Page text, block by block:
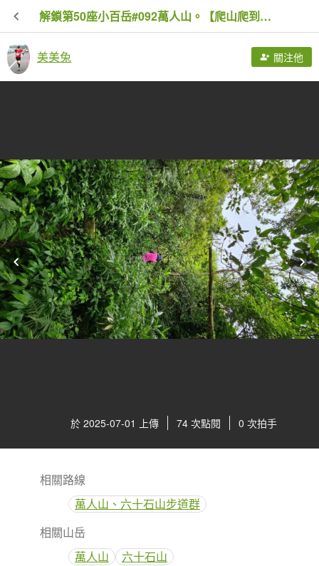
解鎖第50座小百岳#092萬人山。【爬山爬到會上癮，會不會爬到沒朋友🤣🤣】
美美兔 關注他
於 2025-07-01 上傳 74 次點閱 0 次拍手
相關路線
萬人山、六十石山步道群
相關山岳
萬人山
六十石山